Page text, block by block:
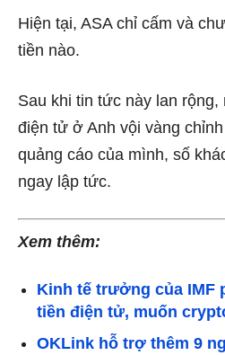
Hiện tại, ASA chỉ cấm và
tiền nào.
Sau khi tin tức này lan rộng,
điện tử ở Anh vội vàng
quảng cáo của mình, số
ngay lập tức.
Xem thêm:
Kinh tế trưởng của IMF
tiền điện tử, muốn
OKLink hỗ trợ thêm 9